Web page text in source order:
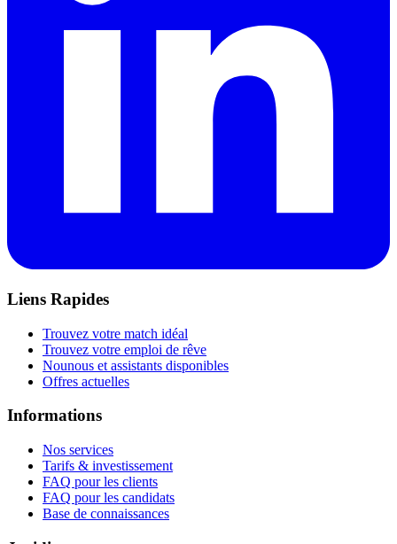
Liens Rapides
Trouvez votre match idéal
Trouvez votre emploi de rêve
Nounous et assistants disponibles
Offres actuelles
Informations
Nos services
Tarifs & investissement
FAQ pour les clients
FAQ pour les candidats
Base de connaissances